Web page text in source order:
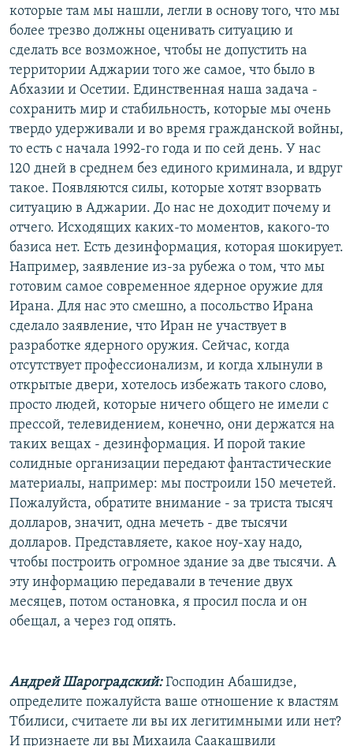
которые там мы нашли, легли в основу того, что мы
более трезво должны оценивать ситуацию и
сделать все возможное, чтобы не допустить на
территории Аджарии того же самое, что было в
Абхазии и Осетии. Единственная наша задача -
сохранить мир и стабильность, которые мы очень
твердо удерживали и во время гражданской войны,
то есть с начала 1992-го года и по сей день. У нас
120 дней в среднем без единого криминала, и вдруг
такое. Появляются силы, которые хотят взорвать
ситуацию в Аджарии. До нас не доходит почему и
отчего. Исходящих каких-то моментов, какого-то
базиса нет. Есть дезинформация, которая шокирует.
Например, заявление из-за рубежа о том, что мы
готовим самое современное ядерное оружие для
Ирана. Для нас это смешно, а посольство Ирана
сделало заявление, что Иран не участвует в
разработке ядерного оружия. Сейчас, когда
отсутствует профессионализм, и когда хлынули в
открытые двери, хотелось избежать такого слово,
просто людей, которые ничего общего не имели с
прессой, телевидением, конечно, они держатся на
таких вещах - дезинформация. И порой такие
солидные организации передают фантастические
материалы, например: мы построили 150 мечетей.
Пожалуйста, обратите внимание - за триста тысяч
долларов, значит, одна мечеть - две тысячи
долларов. Представляете, какое ноу-хау надо,
чтобы построить огромное здание за две тысячи. А
эту информацию передавали в течение двух
месяцев, потом остановка, я просил посла и он
обещал, а через год опять.
Андрей Шароградский:Господин Абашидзе,
определите пожалуйста ваше отношение к властям
Тбилиси, считаете ли вы их легитимными или нет?
И признаете ли вы Михаила Саакашвили